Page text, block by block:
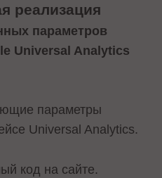
реализация
параметров
Universal Analytics
параметры
Universal Analytics.
код на сайте.